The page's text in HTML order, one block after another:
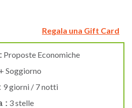
Regala una Gift Card
Proposte Economiche
Soggiorno
9 giorni / 7 notti
: 3 stelle